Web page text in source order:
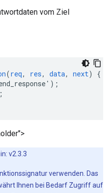
vom Ziel
(req, res, data, next)
{
;
;
v2.3.3
verwenden. Das
Ihnen bei Bedarf Zugriff auf